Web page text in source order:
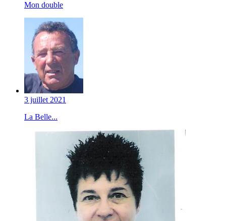
Mon double
3 juillet 2021
La Belle...